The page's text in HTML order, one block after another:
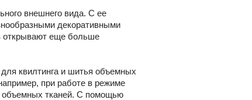
внешнего вида. С ее
декоративными
открывают еще больше
квилтинга и шитья объемных
при работе в режиме
объемных тканей. С помощью